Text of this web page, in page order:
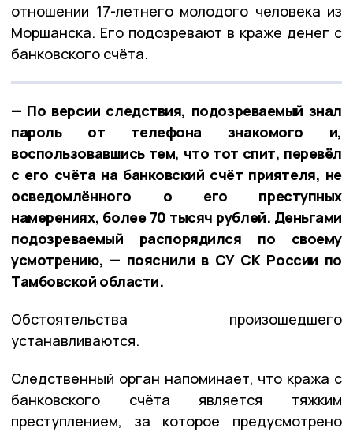
отношении 17-летнего молодого человека из
Моршанска. Его подозревают в краже денег с
банковского счëта.
— По версии следствия, подозреваемый знал
пароль от телефона знакомого и,
воспользовавшись тем, что тот спит, перевëл
с его счëта на банковский счëт приятеля, не
осведомлëнного о его преступных
намерениях, более 70 тысяч рублей. Деньгами
подозреваемый распорядился по своему
усмотрению, — пояснили в СУ СК России по
Тамбовской области.
Обстоятельства произошедшего
устанавливаются.
Следственный орган напоминает, что кража с
банковского счëта является тяжким
преступлением, за которое предусмотрено